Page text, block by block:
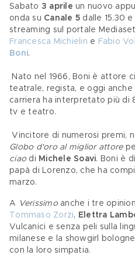
Sabato 3 aprile un nuovo
onda su Canale 5 dalle 15.30
streaming sul portale
Francesca Michielin e Fabio
Boni.
teatrale, regista, e oggi
carriera ha interpretato più di
tv e teatro.
Vincitore di numerosi premi,
Globo d'oro al miglior attore
ciao di Michele Soavi. Boni è
papà di Lorenzo, che ha
marzo.
A Verissimo anche i tre
Tommaso Zorzi, Elettra
Vulcanici e senza peli sulla
milanese e la showgirl
con la loro simpatia.